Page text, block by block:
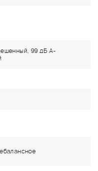
99 дБ А-